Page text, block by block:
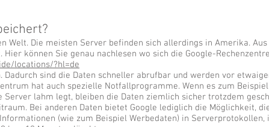
Welt. Die meisten Server befinden sich allerdings in Amerika.
können Sie genau nachlesen wo sich die Google-
locations/?hl=de
sind die Daten schneller abrufbar und werden vor
hat auch spezielle Notfallprogramme. Wenn es zum
lahm legt, bleiben die Daten ziemlich sicher trotzdem
Bei anderen Daten bietet Google lediglich die Möglichkeit,
(wie zum Beispiel Werbedaten) in Serverprotokollen,